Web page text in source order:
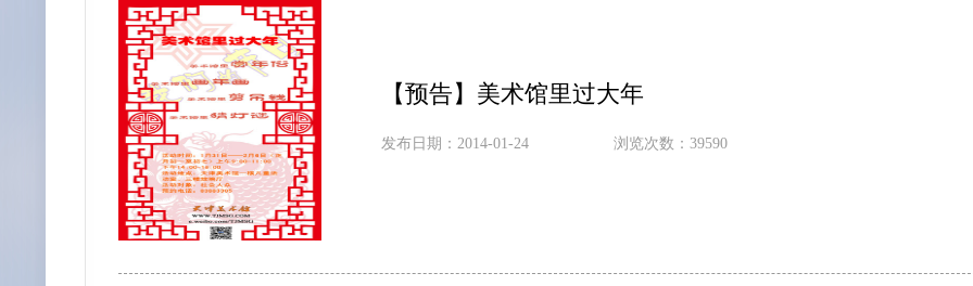
【预告】美术馆里过大年
发布日期：2014-01-24 浏览次数：39590